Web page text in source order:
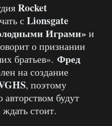
Rocket
с Lionsgate
Играми»и
о признании
братьев». Фред
на создание
, поэтому
авторством будут
стоит.